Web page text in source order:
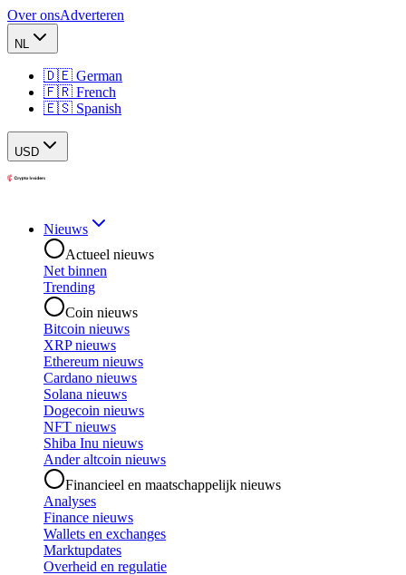
Over onsAdverteren
NL
🇩🇪 German
🇫🇷 French
🇪🇸 Spanish
USD
Nieuws
Actueel nieuws
Net binnen
Trending
Coin nieuws
Bitcoin nieuws
XRP nieuws
Ethereum nieuws
Cardano nieuws
Solana nieuws
Dogecoin nieuws
NFT nieuws
Shiba Inu nieuws
Ander altcoin nieuws
Financieel en maatschappelijk nieuws
Analyses
Finance nieuws
Wallets en exchanges
Marktupdates
Overheid en regulatie